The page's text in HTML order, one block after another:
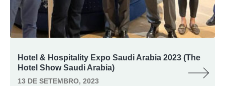
Hotel & Hospitality Expo Saudi Arabia 2023 (The
Hotel Show Saudi Arabia)
13 DE SETEMBRO, 2023